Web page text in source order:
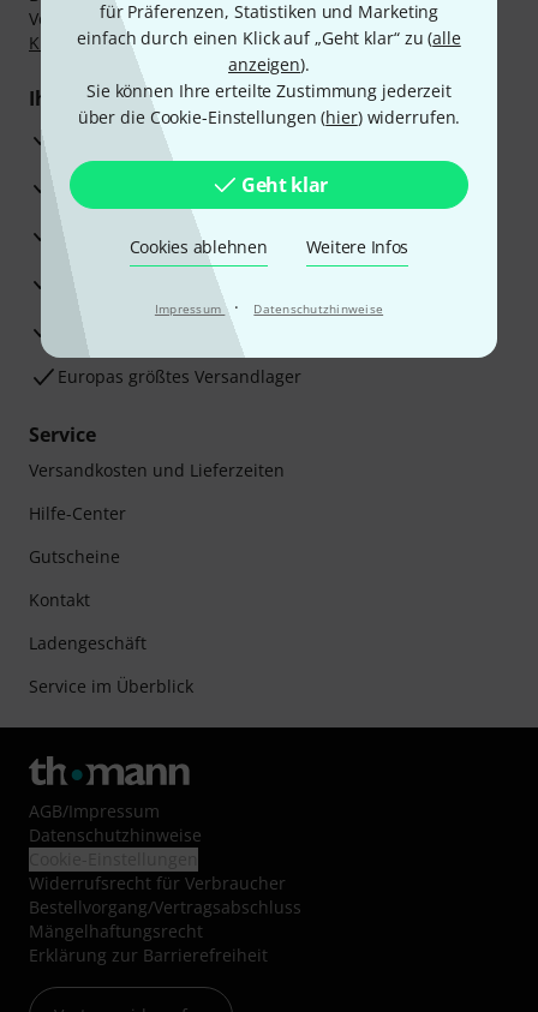
für Präferenzen, Statistiken und Marketing
einfach durch einen Klick auf „Geht klar“ zu (alle
anzeigen).
Sie können Ihre erteilte Zustimmung jederzeit
über die Cookie-Einstellungen (hier) widerrufen.
Geht klar
Cookies ablehnen Weitere Infos
Impressum · Datenschutzhinweise
Vorkasse, PayPal, Amazon Pay,Klarna Sofort bezahlen
Klarna Ratenzahlungoder Kreditkarte.
Ihre Vorteile
3 Jahre Thomann Garantie
30 Tage Money-Back-Garantie
Beratung durch Fachexperten
Zufriedenheitsgarantie
Europas größtes Versandlager
Service
Versandkosten und Lieferzeiten
Hilfe-Center
Gutscheine
Kontakt
Ladengeschäft
Service im Überblick
AGB/Impressum
Datenschutzhinweise
Widerrufsrecht für Verbraucher
Bestellvorgang/Vertragsabschluss
Mängelhaftungsrecht
Erklärung zur Barrierefreiheit